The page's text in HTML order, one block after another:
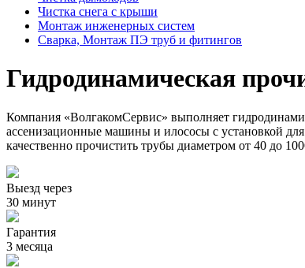
Чистка снега с крыши
Монтаж инженерных систем
Сварка, Монтаж ПЭ труб и фитингов
Гидродинамическая
Компания «ВолгакомСервис» выполняет
ассенизационные машины и илососы с установкой
качественно прочистить трубы диаметром от 40 до
Выезд через
30 минут
Гарантия
3 месяца